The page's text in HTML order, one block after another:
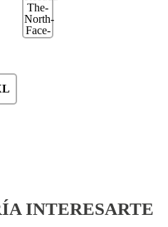
INTERESARTE